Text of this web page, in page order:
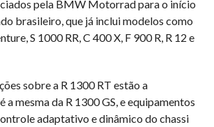
pela BMW Motorrad para o início
brasileiro, que já inclui modelos como
S 1000 RR, C 400 X, F 900 R, R 12 e
sobre a R 1300 RT estão a
a mesma da R 1300 GS, e equipamentos
adaptativo e dinâmico do chassi